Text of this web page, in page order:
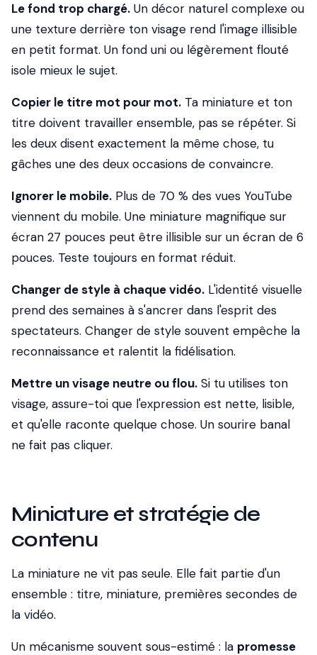
Le fond trop chargé. Un décor naturel complexe ou
une texture derrière ton visage rend l'image illisible
en petit format. Un fond uni ou légèrement flouté
isole mieux le sujet.
Copier le titre mot pour mot. Ta miniature et ton
titre doivent travailler ensemble, pas se répéter. Si
les deux disent exactement la même chose, tu
gâches une des deux occasions de convaincre.
Ignorer le mobile. Plus de 70 % des vues YouTube
viennent du mobile. Une miniature magnifique sur
écran 27 pouces peut être illisible sur un écran de 6
pouces. Teste toujours en format réduit.
Changer de style à chaque vidéo. L'identité visuelle
prend des semaines à s'ancrer dans l'esprit des
spectateurs. Changer de style souvent empêche la
reconnaissance et ralentit la fidélisation.
Mettre un visage neutre ou flou. Si tu utilises ton
visage, assure-toi que l'expression est nette, lisible,
et qu'elle raconte quelque chose. Un sourire banal
ne fait pas cliquer.
Miniature et stratégie de
contenu
La miniature ne vit pas seule. Elle fait partie d'un
ensemble : titre, miniature, premières secondes de
la vidéo.
Un mécanisme souvent sous-estimé : la promesse